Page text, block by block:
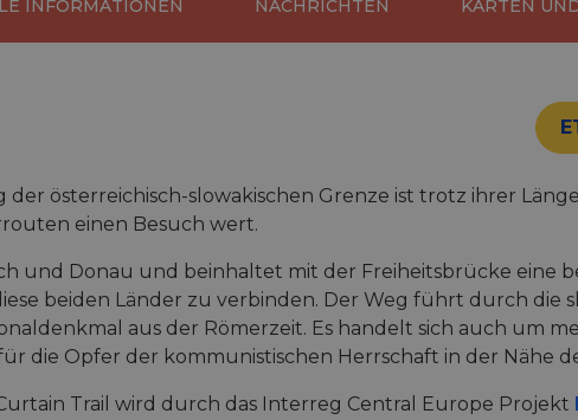
INFORMATIONEN NACHRICHTEN KARTEN
der österreichisch-slowakischen Grenze ist trotz ihrer
einen Besuch wert.
und Donau und beinhaltet mit der Freiheitsbrücke eine
beiden Länder zu verbinden. Der Weg führt durch die
aus der Römerzeit. Es handelt sich auch um
die Opfer der kommunistischen Herrschaft in der Nähe
Trail wird durch das Interreg Central Europe Projekt